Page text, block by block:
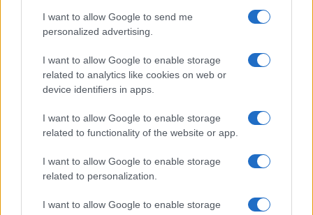
I want to allow Google to send me
personalized advertising.
I want to allow Google to enable storage
related to analytics like cookies on web or
device identifiers in apps.
I want to allow Google to enable storage
related to functionality of the website or app.
I want to allow Google to enable storage
related to personalization.
I want to allow Google to enable storage
aggiunto.
Un altro tema che potrebbe essere toccato nel
corso degli incontri è quello dei
rientrando direttamente nelle competenze del
Segretario di Stato americano. Tajani ha chiarito la
stessa: noi non vogliamo guerre commerciali”. Il
ministro ha poi aggiunto: “ci auguriamo anche che
faccia in fretta il Parlamento europeo ad